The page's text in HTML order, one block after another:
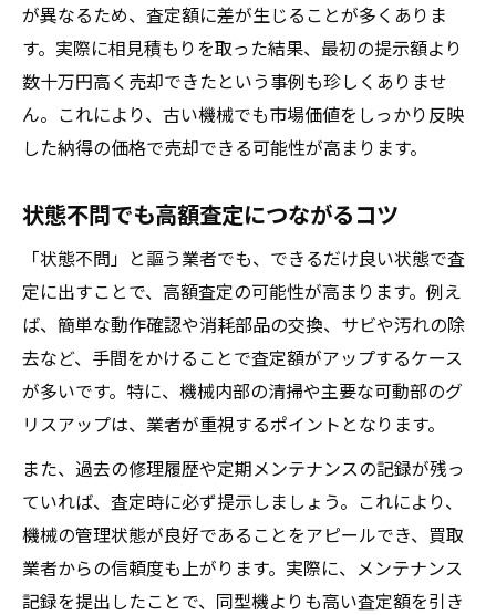
が異なるため、査定額に差が生じることが多くありま
す。実際に相見積もりを取った結果、最初の提示額より
数十万円高く売却できたという事例も珍しくありませ
ん。これにより、古い機械でも市場価値をしっかり反映
した納得の価格で売却できる可能性が高まります。
状態不問でも高額査定につながるコツ
「状態不問」と謳う業者でも、できるだけ良い状態で査
定に出すことで、高額査定の可能性が高まります。例え
ば、簡単な動作確認や消耗部品の交換、サビや汚れの除
去など、手間をかけることで査定額がアップするケース
が多いです。特に、機械内部の清掃や主要な可動部のグ
リスアップは、業者が重視するポイントとなります。
また、過去の修理履歴や定期メンテナンスの記録が残っ
ていれば、査定時に必ず提示しましょう。これにより、
機械の管理状態が良好であることをアピールでき、買取
業者からの信頼度も上がります。実際に、メンテナンス
記録を提出したことで、同型機よりも高い査定額を引き